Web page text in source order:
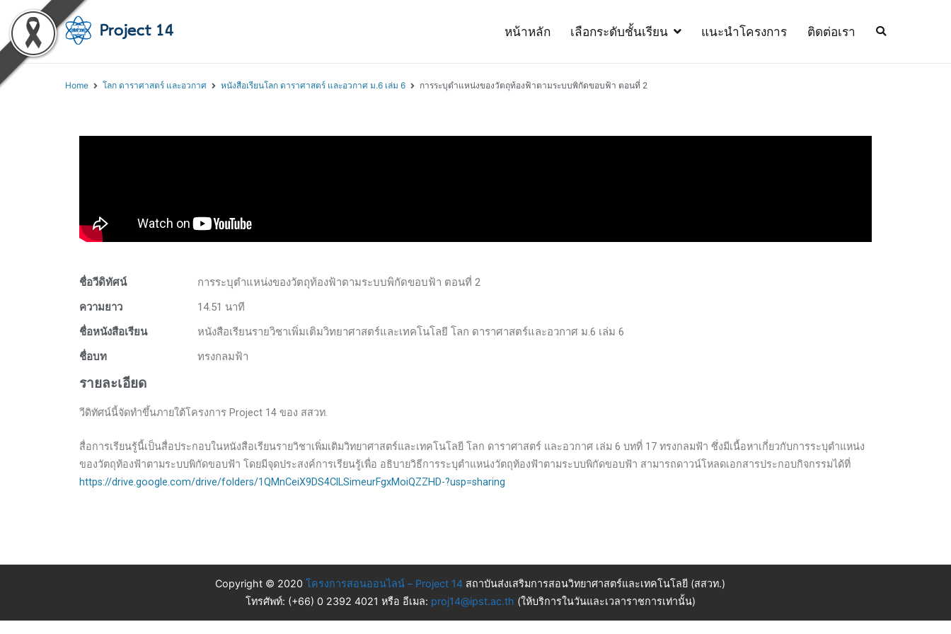
หน้าหลัก เลือกระดับชั้นเรียน แนะนำโครงการ ติดต่อเรา
Home โลก ดาราศาสตร์ และอวกาศ หนังสือเรียนโลก ดาราศาสตร์ และอวกาศ ม.6 เล่ม 6 การระบุตำแหน่งของวัตถุท้องฟ้าตามระบบพิกัดขอบฟ้า ตอนที่ 2
ชื่อวีดิทัศน์
การระบุตำแหน่งของวัตถุท้องฟ้าตามระบบพิกัดขอบฟ้า ตอนที่ 2
ความยาว
14.51 นาที
ชื่อหนังสือเรียน
หนังสือเรียนรายวิชาเพิ่มเติมวิทยาศาสตร์และเทคโนโลยี โลก ดาราศาสตร์และอวกาศ ม.6 เล่ม 6
ชื่อบท
ทรงกลมฟ้า
รายละเอียด
วีดิทัศน์นี้จัดทำขึ้นภายใต้โครงการ Project 14 ของ สสวท.
สื่อการเรียนรู้นี้เป็นสื่อประกอบในหนังสือเรียนรายวิชาเพิ่มเติมวิทยาศาสตร์และเทคโนโลยี โลก ดาราศาสตร์ และอวกาศ เล่ม 6 บทที่ 17 ทรงกลมฟ้า ซึ่งมีเนื้อหาเกี่ยวกับการระบุตำแหน่ง
ของวัตถุท้องฟ้าตามระบบพิกัดขอบฟ้า โดยมีจุดประสงค์การเรียนรู้เพื่อ อธิบายวิธีการระบุตำแหน่งวัตถุท้องฟ้าตามระบบพิกัดขอบฟ้า สามารถดาวน์โหลดเอกสารประกอบกิจกรรมได้ที่
https://drive.google.com/drive/folders/1QMnCeiX9DS4ClLSimeurFgxMoiQZZHD-?usp=sharing
Copyright © 2020 โครงการสอนออนไลน์ – Project 14 สถาบันส่งเสริมการสอนวิทยาศาสตร์และเทคโนโลยี (สสวท.)
โทรศัพท์: (+66) 0 2392 4021 หรือ อีเมล: proj14@ipst.ac.th (ให้บริการในวันและเวลาราชการเท่านั้น)